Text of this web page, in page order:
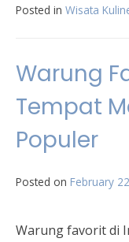
Posted in Wisata
Warung
Tempat
Populer
Posted on February
Warung favorit di